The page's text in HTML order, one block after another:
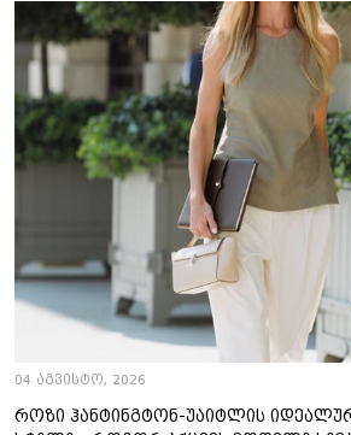
04 აგვისტო, 2026
როზი ჰანტინგტონ-უაიტლის